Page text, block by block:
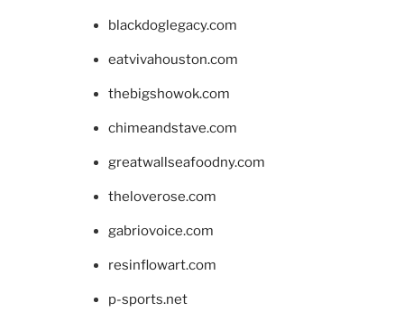
blackdoglegacy.com
eatvivahouston.com
thebigshowok.com
chimeandstave.com
greatwallseafoodny.com
theloverose.com
gabriovoice.com
resinflowart.com
p-sports.net